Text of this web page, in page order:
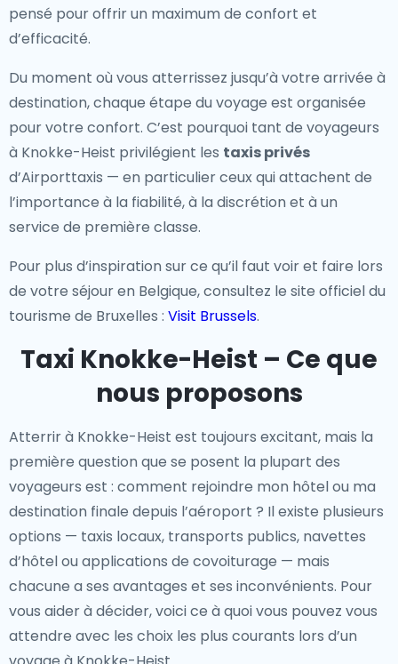
pensé pour offrir un maximum de confort et
d’efficacité.
Du moment où vous atterrissez jusqu’à votre arrivée à
destination, chaque étape du voyage est organisée
pour votre confort. C’est pourquoi tant de voyageurs
à Knokke-Heist privilégient les taxis privés
d’Airporttaxis — en particulier ceux qui attachent de
l’importance à la fiabilité, à la discrétion et à un
service de première classe.
Pour plus d’inspiration sur ce qu’il faut voir et faire lors
de votre séjour en Belgique, consultez le site officiel du
tourisme de Bruxelles : Visit Brussels.
Taxi Knokke-Heist – Ce que
nous proposons
Atterrir à Knokke-Heist est toujours excitant, mais la
première question que se posent la plupart des
voyageurs est : comment rejoindre mon hôtel ou ma
destination finale depuis l’aéroport ? Il existe plusieurs
options — taxis locaux, transports publics, navettes
d’hôtel ou applications de covoiturage — mais
chacune a ses avantages et ses inconvénients. Pour
vous aider à décider, voici ce à quoi vous pouvez vous
attendre avec les choix les plus courants lors d’un